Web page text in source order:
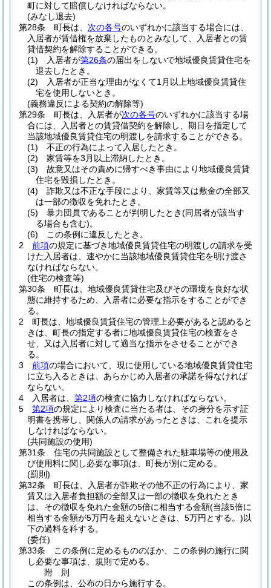
町に対して賠償しなければならない。
(みなし退去)
第28条
町長は、 次の各号のいずれかに該当する場合には、
入居者が賃借権を放棄したものとみなして、入居者との賃
貸借契約を解除することができる。
(1)
入居者が第26条の届出をしないで地域優良賃貸住宅を
退去したとき。
(2)
入居者が正当な理由がなくて1月以上地域優良賃貸住
宅を使用しないとき。
(義務違反による契約の解除等)
第29条
町長は、入居者が次の各号のいずれかに該当する場
合には、入居者との賃貸借契約を解除し、期日を指定して
当該地域優良賃貸住宅の明渡しを請求することができる。
(1)
不正の行為によって入居したとき。
(2)
家賃等を3月以上滞納したとき。
(3)
故意又はその責めに帰すべき事由により地域優良賃貸
住宅を毀損したとき。
(4)
詐欺又は不正な手段により、家賃等又は敷金の全部又
は一部の徴収を免れたとき。
(5)
暴力団員であることが判明したとき(同居者が該当す
る場合も含む)。
(6)
この条例に違反したとき。
2
前項の規定に基づき地域優良賃貸住宅の明渡しの請求を受
けた入居者は、速やかに当該地域優良賃貸住宅を明け渡さ
なければならない。
(住宅の検査等)
第30条
町長は、地域優良賃貸住宅及びその環境を良好な状
態に維持するため、入居者に必要な指示をすることができ
る。
2
町長は、地域優良賃貸住宅の管理上必要があると認めると
きは、町長の指定する者に地域優良賃貸住宅の検査をさ
せ、又は入居者に対して適当な指示をさせることができ
る。
3
前項の場合において、現に使用している地域優良賃貸住宅
に立ち入るときは、あらかじめ入居者の承諾を得なければ
ならない。
4
入居者は、 第2項の検査に協力しなければならない。
5
第2項の規定により検査に当たる者は、その身分を示す証
明書を携帯し、関係人の請求があったときは、これを提示
しなければならない。
(共同施設の使用)
第31条
住宅の共同施設として整備された駐車場等の使用及
び使用料に関し必要な事項は、町長が別に定める。
(罰則)
第32条
町長は、入居者が詐欺その他不正の行為により、家
賃又は入居者負担額の全部又は一部の徴収を免れたとき
は、その徴収を免れた金額の5倍に相当する金額(当該5倍に
相当する金額が5万円を超えないときは、5万円とする。)以
下の過料を科する。
(委任)
第33条
この条例に定めるもののほか、この条例の施行に関
し必要な事項は、規則で定める。
附 則
この条例は、公布の日から施行する。